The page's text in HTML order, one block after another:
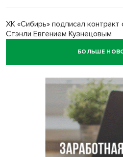
ХК «Сибирь» подписал
Стэнли Евгением Кузнецовым
Отправил инвалида на СВО и
Андрей Травников поздравил
юбилейным Днем строителя
Ученики новосибирского лицея
Международной олимпиаде по
БОЛЬШЕ